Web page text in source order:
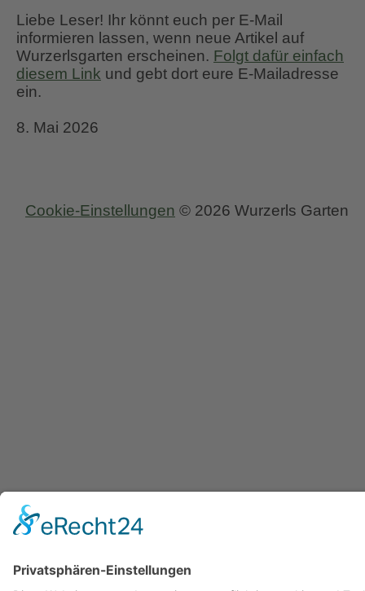
Liebe Leser! Ihr könnt euch per E-Mail
informieren lassen, wenn neue Artikel auf
Wurzerlsgarten erscheinen. Folgt dafür einfach
diesem Link und gebt dort eure E-Mailadresse
ein.
8. Mai 2026
Cookie-Einstellungen © 2026 Wurzerls Garten